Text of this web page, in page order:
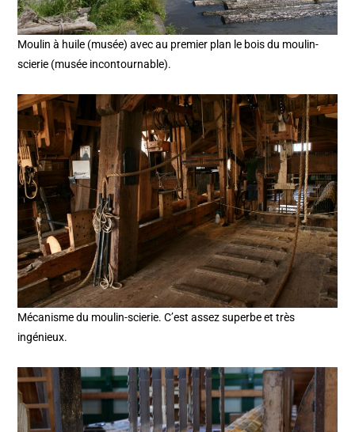
Moulin à huile (musée) avec au premier plan le bois du moulin-
scierie (musée incontournable).
Mécanisme du moulin-scierie. C’est assez superbe et très
ingénieux.